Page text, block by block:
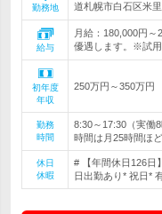
勤務地
道札幌市白石区米
給与
月給：180,000円
優遇します。※試用
初年度
年収
250万円～350万円
勤務
時間
8:30～17:30（実働
時間は月25時間ほど
休日
休暇
# 【年間休日126日
日出勤あり* 祝日*